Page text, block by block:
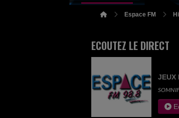
Espace FM
ECOUTEZ LE DIRECT
JEUX